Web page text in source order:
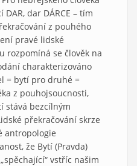
dar DÁRCE – tím
z pouhého
pravé lidské
rozpomíná se člověk na
charakterizováno
= bytí pro druhé =
z pouhojsoucnosti,
stává bezcílným
překračování skrze
antropologie
že Bytí (Pravda)
vstříc našim